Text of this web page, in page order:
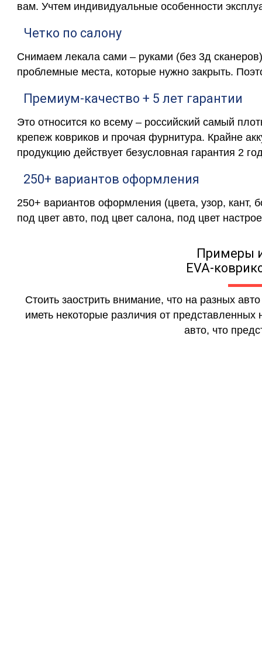
вам. Учтем индивидуальные особенности
Четко по салону
Снимаем лекала сами – руками (без 3д
проблемные места, которые нужно закрыть.
Премиум-качество + 5 лет гарантии
Это относится ко всему – российский самый
крепеж ковриков и прочая фурнитура. Крайне
продукцию действует безусловная гарантия 2
250+ вариантов оформления
250+ вариантов оформления (цвета, узор, кант,
под цвет авто, под цвет салона, под цвет
Примеры
EVA-
Стоить заострить внимание, что на разных
иметь некоторые различия от
авто, что